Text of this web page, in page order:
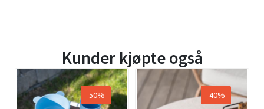
Kunder kjøpte også
-50% -40%